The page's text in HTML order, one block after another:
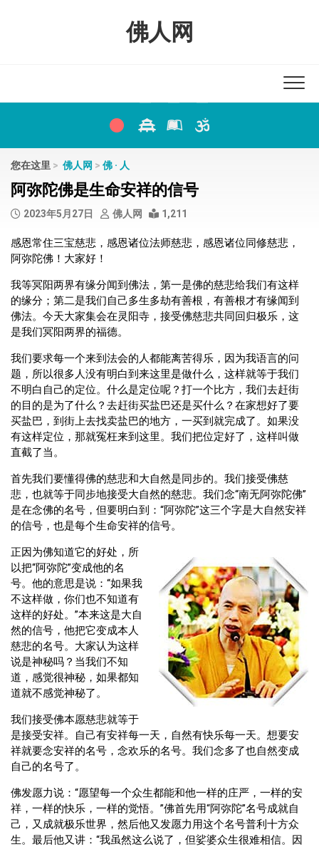
佛人网
您在这里 > 佛人网 > 佛 · 人
阿弥陀佛是生命安祥的信号
2023年5月27日 佛人网 1,211
感恩常住三宝慈悲，感恩诸位法师慈悲，感恩诸位同修慈悲，
阿弥陀佛！大家好！
我等冥阳两界有缘分闻到佛法，第一是佛的慈悲给我们有这样
的缘分；第二是我们自己多生多劫有善根，有善根才有缘闻到
佛法。今天大家集会在灵阳寺，接受佛慈悲共同回归极乐，这
是我们冥阳两界的福德。
我们要求每一个来到法会的人都能离苦得乐，因为我语言的问
题，所以很多人没有明白到来这里是做什么，这样就等于我们
不明白自己的定位。什么是定位呢？打一个比方，我们去赶街
的目的是为了什么？去赶街买盐巴还是买什么？在家想好了要
买盐巴，到街上去找卖盐巴的地方，一买到就完成了。如果没
有这样定位，那就冤枉来到这里。我们把位定好了，这样叫做
直截了当。
首先我们要懂得佛的慈悲和大自然是同步的。我们接受佛慈
悲，也就等于同步地接受大自然的慈悲。我们念“南无阿弥陀佛”
是在念佛的名号，但要明白到：“阿弥陀”这三个字是大自然安祥
的信号，也是每个生命安祥的信号。
正因为佛知道它的好处，所
以把“阿弥陀”变成他的名
号。他的意思是说：“如果我
不这样做，你们也不知道有
这样的好处。”本来这是大自
然的信号，他把它变成本人
慈悲的名号。大家认为这样
说是神秘吗？当我们不知
道，感觉很神秘，如果都知
道就不感觉神秘了。
我们接受佛本愿慈悲就等于
是接受安祥。自己有安祥每一天，自然有快乐每一天。想要安
祥就要念安祥的名号，念欢乐的名号。我们念多了也自然变成
自己的名号了。
佛发愿力说：“愿望每一个众生都能和他一样的庄严，一样的安
祥，一样的快乐，一样的觉悟。”佛首先用“阿弥陀”名号成就自
己，又成就极乐世界，然后他又发愿力用这个名号普利十方众
生。最后他又讲：“我虽然这么说了，但娑婆众生很难相信。因